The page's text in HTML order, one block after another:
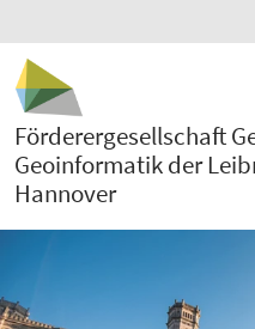
Förderergesellschaft
Geoinformatik der
Hannover